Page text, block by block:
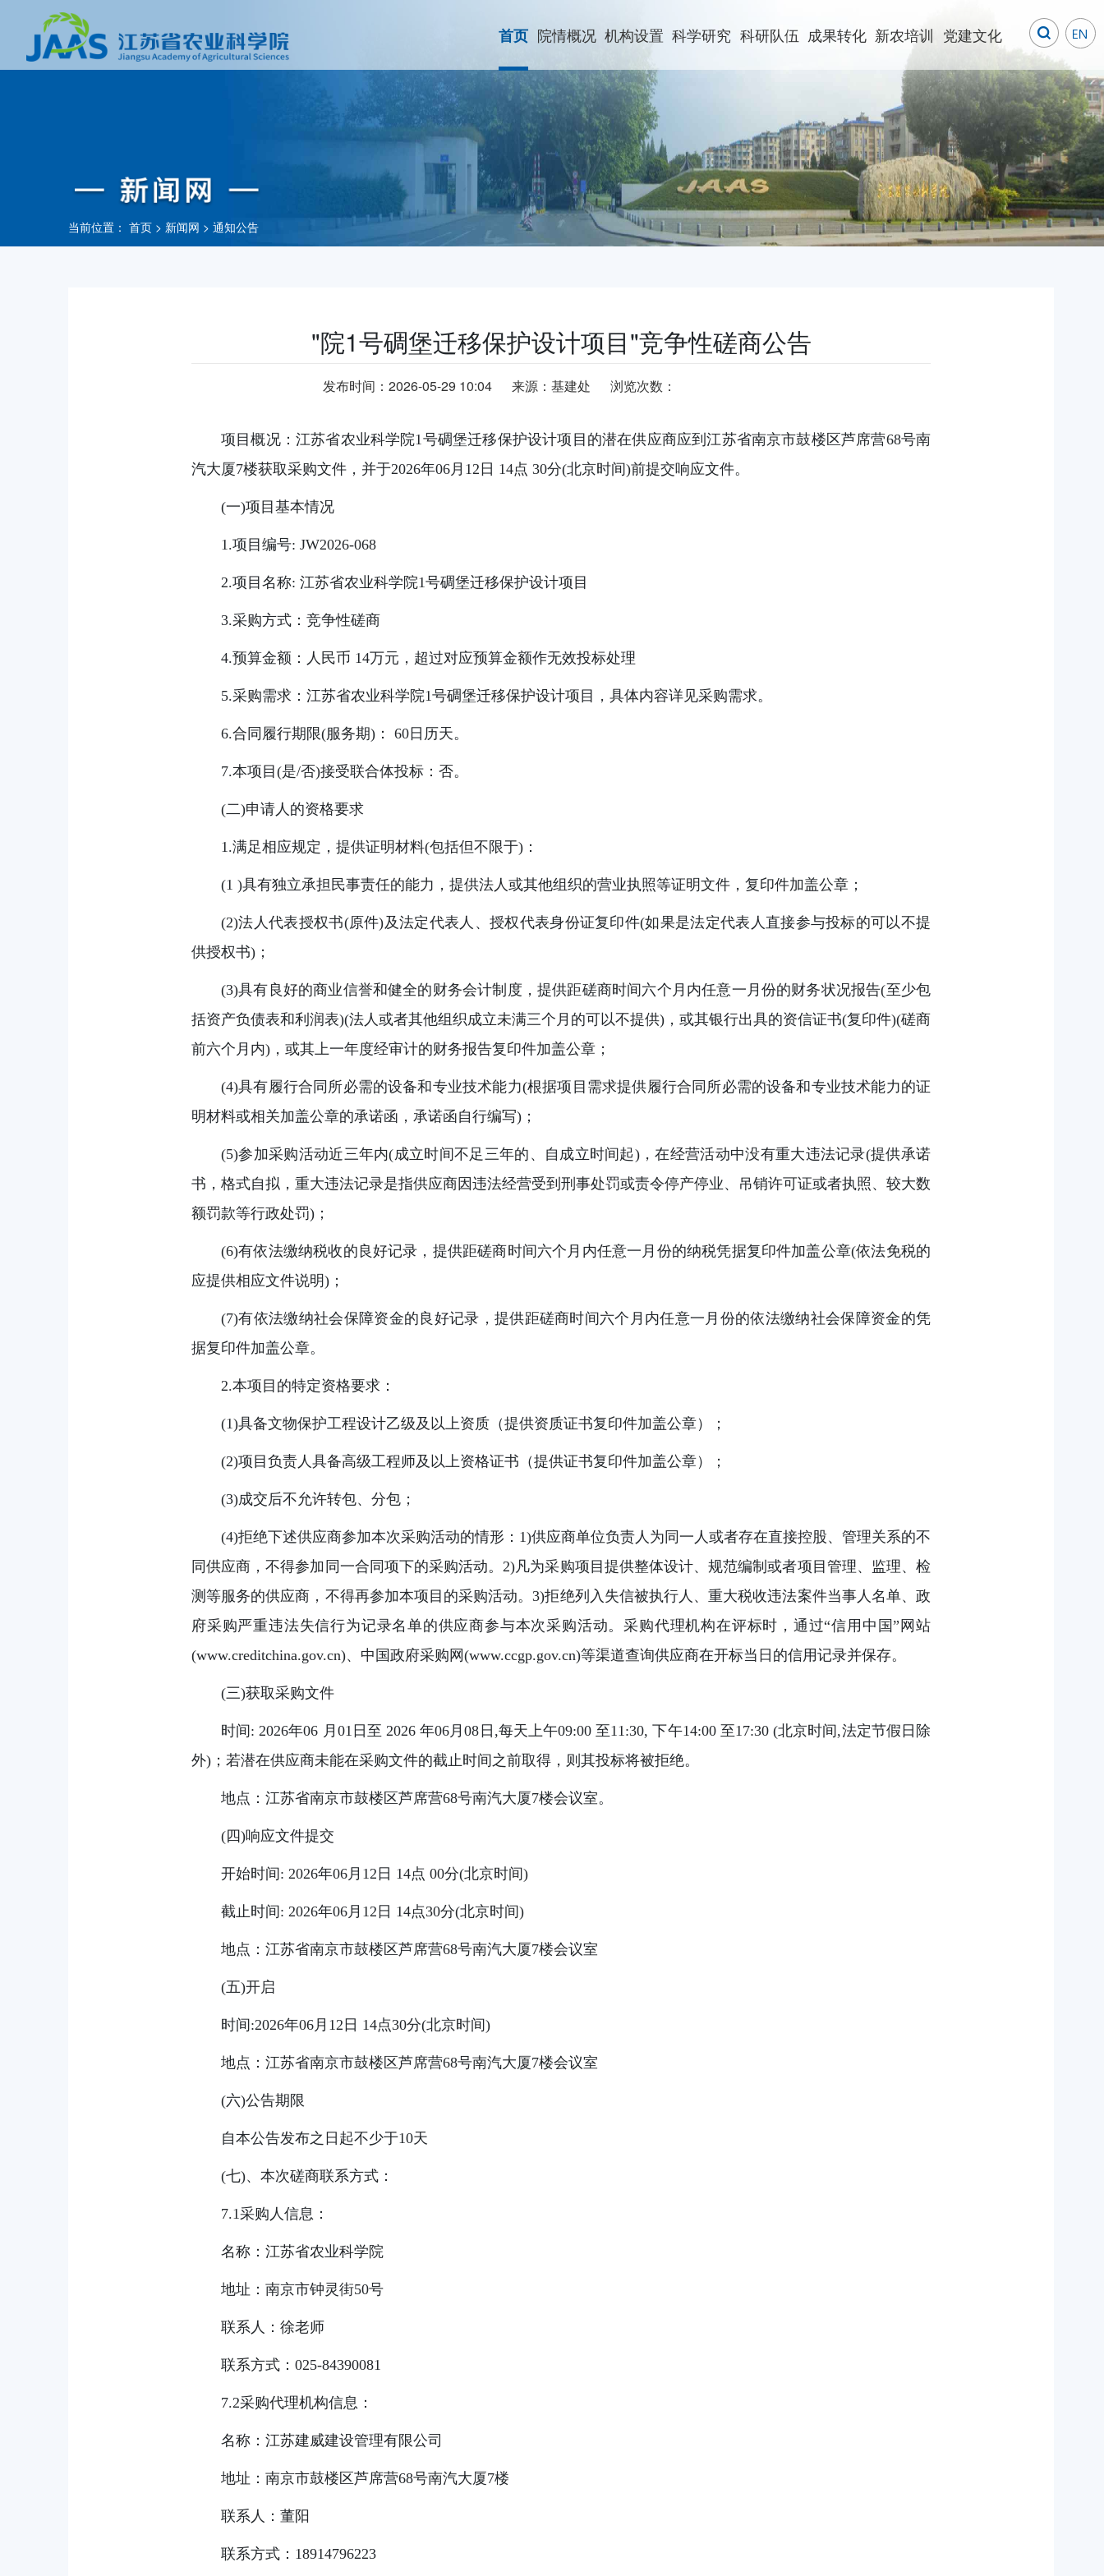
首页 院情概况 机构设置 科学研究 科研队伍 成果转化 新农培训 党建文化
当前位置： 首页 > 新闻网 > 通知公告
"院1号碉堡迁移保护设计项目"竞争性磋商公告
发布时间：2026-05-29 10:04 来源：基建处 浏览次数：
项目概况：江苏省农业科学院1号碉堡迁移保护设计项目的潜在供应商应到江苏省南京市鼓楼区芦席营68号南
汽大厦7楼获取采购文件，并于2026年06月12日 14点 30分(北京时间)前提交响应文件。
(一)项目基本情况
1.项目编号: JW2026-068
2.项目名称: 江苏省农业科学院1号碉堡迁移保护设计项目
3.采购方式：竞争性磋商
4.预算金额：人民币 14万元，超过对应预算金额作无效投标处理
5.采购需求：江苏省农业科学院1号碉堡迁移保护设计项目，具体内容详见采购需求。
6.合同履行期限(服务期)： 60日历天。
7.本项目(是/否)接受联合体投标：否。
(二)申请人的资格要求
1.满足相应规定，提供证明材料(包括但不限于)：
(1 )具有独立承担民事责任的能力，提供法人或其他组织的营业执照等证明文件，复印件加盖公章；
(2)法人代表授权书(原件)及法定代表人、授权代表身份证复印件(如果是法定代表人直接参与投标的可以不提
供授权书)；
(3)具有良好的商业信誉和健全的财务会计制度，提供距磋商时间六个月内任意一月份的财务状况报告(至少包
括资产负债表和利润表)(法人或者其他组织成立未满三个月的可以不提供)，或其银行出具的资信证书(复印件)(磋商
前六个月内)，或其上一年度经审计的财务报告复印件加盖公章；
(4)具有履行合同所必需的设备和专业技术能力(根据项目需求提供履行合同所必需的设备和专业技术能力的证
明材料或相关加盖公章的承诺函，承诺函自行编写)；
(5)参加采购活动近三年内(成立时间不足三年的、自成立时间起)，在经营活动中没有重大违法记录(提供承诺
书，格式自拟，重大违法记录是指供应商因违法经营受到刑事处罚或责令停产停业、吊销许可证或者执照、较大数
额罚款等行政处罚)；
(6)有依法缴纳税收的良好记录，提供距磋商时间六个月内任意一月份的纳税凭据复印件加盖公章(依法免税的
应提供相应文件说明)；
(7)有依法缴纳社会保障资金的良好记录，提供距磋商时间六个月内任意一月份的依法缴纳社会保障资金的凭
据复印件加盖公章。
2.本项目的特定资格要求：
(1)具备文物保护工程设计乙级及以上资质（提供资质证书复印件加盖公章）；
(2)项目负责人具备高级工程师及以上资格证书（提供证书复印件加盖公章）；
(3)成交后不允许转包、分包；
(4)拒绝下述供应商参加本次采购活动的情形：1)供应商单位负责人为同一人或者存在直接控股、管理关系的不
同供应商，不得参加同一合同项下的采购活动。2)凡为采购项目提供整体设计、规范编制或者项目管理、监理、检
测等服务的供应商，不得再参加本项目的采购活动。3)拒绝列入失信被执行人、重大税收违法案件当事人名单、政
府采购严重违法失信行为记录名单的供应商参与本次采购活动。采购代理机构在评标时，通过“信用中国”网站
(www.creditchina.gov.cn)、中国政府采购网(www.ccgp.gov.cn)等渠道查询供应商在开标当日的信用记录并保存。
(三)获取采购文件
时间: 2026年06 月01日至 2026 年06月08日,每天上午09:00 至11:30, 下午14:00 至17:30 (北京时间,法定节假日除
外)；若潜在供应商未能在采购文件的截止时间之前取得，则其投标将被拒绝。
地点：江苏省南京市鼓楼区芦席营68号南汽大厦7楼会议室。
(四)响应文件提交
开始时间: 2026年06月12日 14点 00分(北京时间)
截止时间: 2026年06月12日 14点30分(北京时间)
地点：江苏省南京市鼓楼区芦席营68号南汽大厦7楼会议室
(五)开启
时间:2026年06月12日 14点30分(北京时间)
地点：江苏省南京市鼓楼区芦席营68号南汽大厦7楼会议室
(六)公告期限
自本公告发布之日起不少于10天
(七)、本次磋商联系方式：
7.1采购人信息：
名称：江苏省农业科学院
地址：南京市钟灵街50号
联系人：徐老师
联系方式：025-84390081
7.2采购代理机构信息：
名称：江苏建威建设管理有限公司
地址：南京市鼓楼区芦席营68号南汽大厦7楼
联系人：董阳
联系方式：18914796223